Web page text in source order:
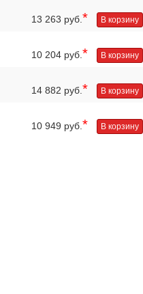
13 263 руб. * В корзину
10 204 руб. * В корзину
14 882 руб. * В корзину
10 949 руб. * В корзину